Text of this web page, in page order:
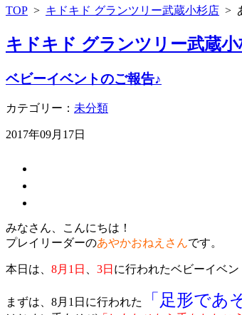
TOP > キドキド グランツリー武蔵小杉店 >
キドキド グランツリー武蔵
ベビーイベントのご報告♪
カテゴリー： 未分類
2017年09月17日
みなさん、こんにちは！
プレイリーダーのあやかおねえさんです。
本日は、 8月1日 、 3日 に行われたベビーイベン
まずは、8月1日に行われた 「足形であ